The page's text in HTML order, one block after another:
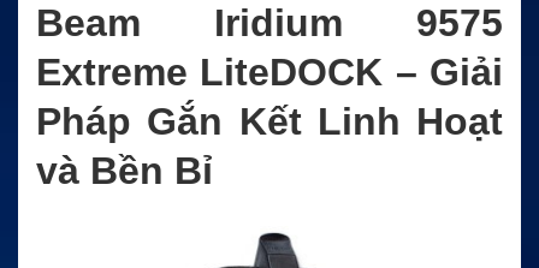
Beam Iridium 9575
Extreme LiteDOCK – Giải
Pháp Gắn Kết Linh Hoạt
và Bền Bỉ